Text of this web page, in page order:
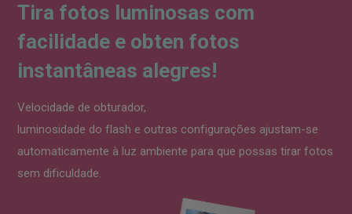
Tira fotos luminosas com
facilidade e obten fotos
instantâneas alegres!
Velocidade de obturador,
luminosidade do flash e outras configurações ajustam-se
automaticamente à luz ambiente para que possas tirarfotos
sem dificuldade.